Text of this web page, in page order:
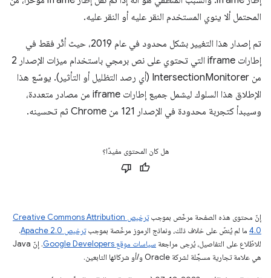
المحتمل ألا ينوي المستخدم النقر عليه أو النقر عليه.
تم إصدار هذا التغيير بشكل محدود في عام 2019، حيث أثّر فقط في
إطارات iframe التي تحتوي على نص برمجي باستخدام ميزات الإصدار 2
من IntersectionMonitorer (أي رصد التظليل أو التأثير). يوسّع هذا
الإطلاق هذا السلوك ليشمل جميع إطارات iframe من مصادر متعددة،
وسيبدأ كتجربة محدودة في الإصدار 121 من Chrome ثم تحسينه.
هل كان المحتوى مفيدًا؟
إنّ محتوى هذه الصفحة مرخّص بموجب
ترخيص Creative Commons Attribution
4.0‏ ما لم يُنصّ على خلاف ذلك، ونماذج الرموز مرخّصة بموجبترخيص Apache 2.0‏
.
للاطّلاع على التفاصيل، يُرجى مراجعة سياسات موقع Google Developers‏
. إنّ Java
هي علامة تجارية مسجَّلة لشركة Oracle و/أو شركائها التابعين.